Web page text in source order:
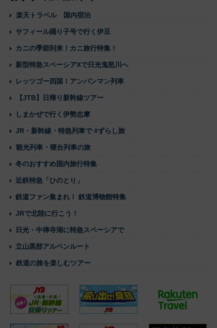
楽天トラベル 国内宿泊
サフィール踊り子号で行く伊豆
カニの季節到来！カニ旅行特集！
新型特急スペーシアXで日光鬼怒川へ
レッツゴー四国！アンパンマン列車
【JTB】日帰り新幹線ツアー
しまかぜで行く伊勢志摩
JR・新幹線・特急列車で #ずらし旅
観光列車・寝台列車の旅
冬のおすすめ国内旅行特集
近鉄特急「ひのとり」
鉄道ファン集まれ！ 鉄道博物館特集
JRで北陸に行こう！
日光・中禅寺湖に特急スペーシアで
立山黒部アルペンルート
鉄道の旅を楽しむツアー